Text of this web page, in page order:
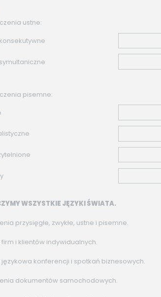
ustne:
pisemne:
WSZYSTKIE JĘZYKI ŚWIATA.
przysięgłe, zwykłe, ustne i pisemne.
firm i klientów indywidualnych.
językowa konferencji i spotkań biznesowych.
dokumentów samochodowych.